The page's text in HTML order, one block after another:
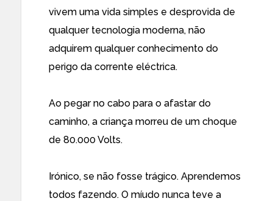
vivem uma vida simples e desprovida de
qualquer tecnologia moderna, não
adquirem qualquer conhecimento do
perigo da corrente eléctrica.
Ao pegar no cabo para o afastar do
caminho, a criança morreu de um choque
de 80.000 Volts.
Irónico, se não fosse trágico. Aprendemos
todos fazendo. O míudo nunca teve a